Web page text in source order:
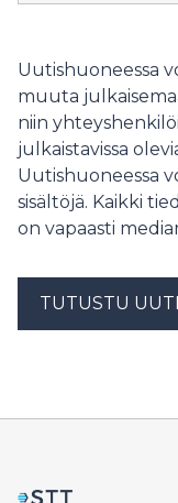
rajaturvallisuuden
Uutishuoneessa
muuta
niin
julkaistavissa
Uutishuoneessa
sisältöjä. Kaikki
on vapaasti
TUTUSTU